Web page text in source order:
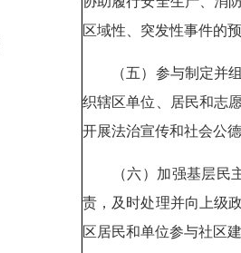
区域性、突发性事件的
（五）参与制定并
织辖区单位、居民和志
开展法治宣传和社会公
（六）加强基层
责，及时处理并向上级
区居民和单位参与社区